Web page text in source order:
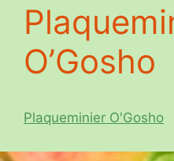
O’Gosho
Plaqueminier O'Gosho